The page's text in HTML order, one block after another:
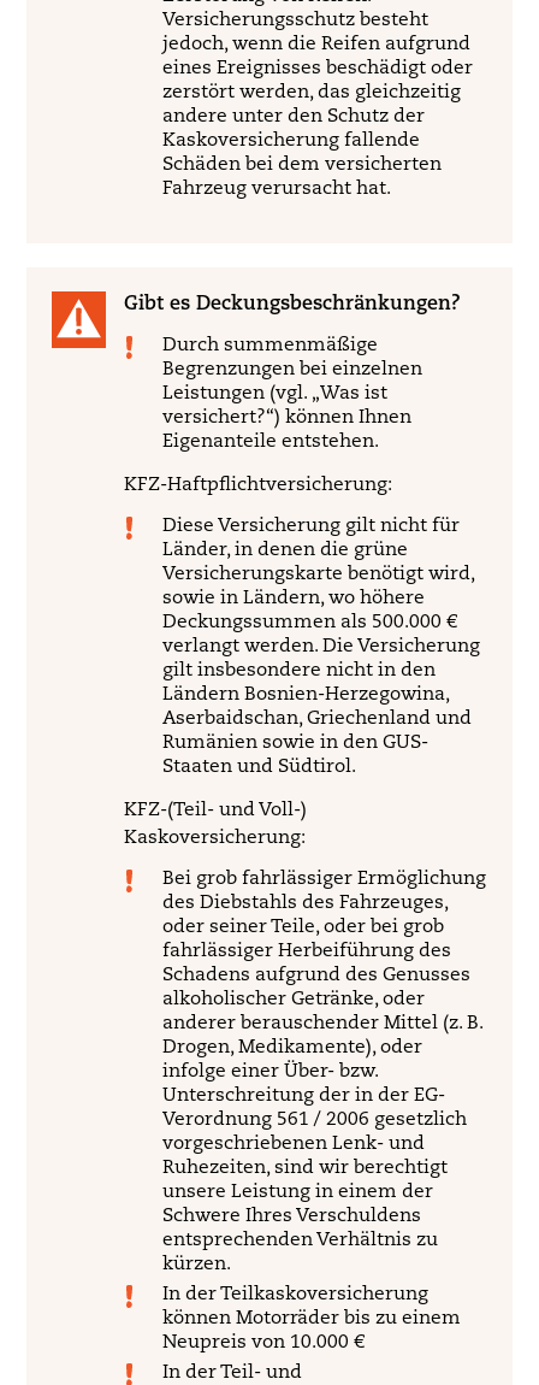
Versicherungsschutz besteht
jedoch, wenn die Reifen aufgrund
eines Ereignisses beschädigt oder
zerstört werden, das gleichzeitig
andere unter den Schutz der
Kaskoversicherung fallende
Schäden bei dem versicherten
Fahrzeug verursacht hat.
Gibt es Deckungsbeschränkungen?
Durch summenmäßige
Begrenzungen bei einzelnen
Leistungen (vgl. „Was ist
versichert?“) können Ihnen
Eigenanteile entstehen.
KFZ-Haftpflichtversicherung:
Diese Versicherung gilt nicht für
Länder, in denen die grüne
Versicherungskarte benötigt wird,
sowie in Ländern, wo höhere
Deckungssummen als 500.000 €
verlangt werden. Die Versicherung
gilt insbesondere nicht in den
Ländern Bosnien-Herzegowina,
Aserbaidschan, Griechenland und
Rumänien sowie in den GUS-
Staaten und Südtirol.
KFZ-(Teil- und Voll-)
Kaskoversicherung:
Bei grob fahrlässiger Ermöglichung
des Diebstahls des Fahrzeuges,
oder seiner Teile, oder bei grob
fahrlässiger Herbeiführung des
Schadens aufgrund des Genusses
alkoholischer Getränke, oder
anderer berauschender Mittel (z. B.
Drogen, Medikamente), oder
infolge einer Über- bzw.
Unterschreitung der in der EG-
Verordnung 561 / 2006 gesetzlich
vorgeschriebenen Lenk- und
Ruhezeiten, sind wir berechtigt
unsere Leistung in einem der
Schwere Ihres Verschuldens
entsprechenden Verhältnis zu
kürzen.
In der Teilkaskoversicherung
können Motorräder bis zu einem
Neupreis von 10.000 €
In der Teil- und